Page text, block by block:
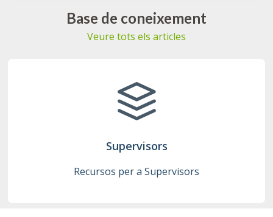
Base de coneixement
Veure tots els articles
Supervisors
Recursos per a Supervisors